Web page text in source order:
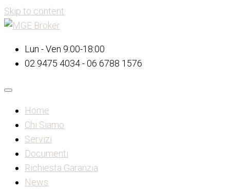
Skip to content
Lun - Ven 9:00-18:00
02 9475 4034 - 06 6788 1576
Home
Chi Siamo
Servizi
Documenti
Richiesta Garanzia
News